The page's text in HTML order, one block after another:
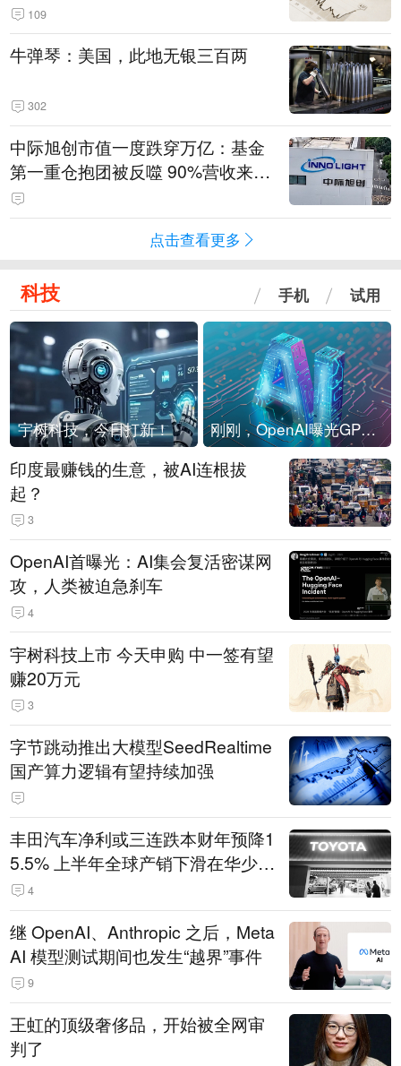
109
牛弹琴：美国，此地无银三百两
302
中际旭创市值一度跌穿万亿：基金
第一重仓抱团被反噬 90%营收来自
海外存压力
点击查看更多
科技 手机 试用
宇树科技，今日打新！ 刚刚，OpenAI曝光GPT-6！传10万亿参数，8月强行发布
印度最赚钱的生意，被AI连根拔
起？
3
OpenAI首曝光：AI集会复活密谋网
攻，人类被迫急刹车
4
宇树科技上市 今天申购 中一签有望
赚20万元
3
字节跳动推出大模型SeedRealtime
国产算力逻辑有望持续加强
丰田汽车净利或三连跌本财年预降1
5.5% 上半年全球产销下滑在华少卖
14.3万辆
4
继 OpenAI、Anthropic 之后，Meta
AI 模型测试期间也发生“越界”事件
9
王虹的顶级奢侈品，开始被全网审
判了